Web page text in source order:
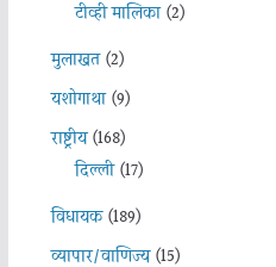
टीव्ही मालिका(2)
मुलाखत(2)
यशोगाथा(9)
राष्ट्रीय(168)
दिल्ली(17)
विधायक(189)
व्यापार/वाणिज्य(15)